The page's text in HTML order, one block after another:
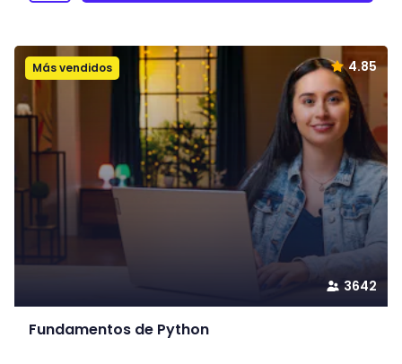
Más vendidos
3642
4.85
Fundamentos de Python